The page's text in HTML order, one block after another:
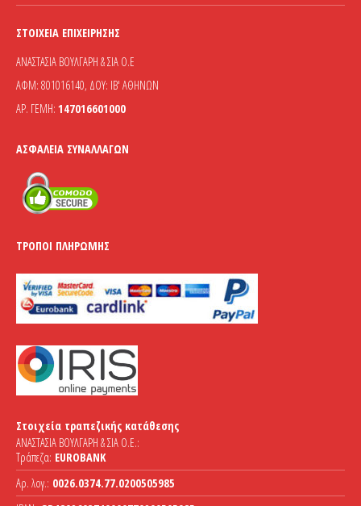
ΣΤΟΙΧΕΊΑ ΕΠΙΧΕΊΡΗΣΗΣ
ΑΝΑΣΤΑΣΙΑ ΒΟΥΛΓΑΡΗ & ΣΙΑ Ο.Ε
ΑΦΜ: 801016140, ΔΟΥ: ΙΒ' ΑΘΗΝΩΝ
ΑΡ. ΓΕΜΗ: 147016601000
ΑΣΦΆΛΕΙΑ ΣΥΝΑΛΛΑΓΏΝ
ΤΡΌΠΟΙ ΠΛΗΡΩΜΉΣ
Στοιχεία τραπεζικής κατάθεσης
ΑΝΑΣΤΑΣΙΑ ΒΟΥΛΓΑΡΗ & ΣΙΑ Ο.Ε.:
Τράπεζα: EUROBANK
Αρ. λογ.: 0026.0374.77.0200505985